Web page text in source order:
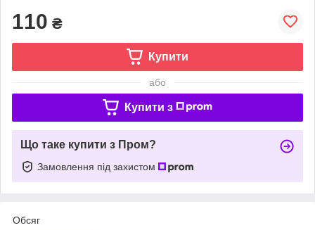
110 ₴
Купити
або
Купити з
Що таке купити з Пром?
Замовлення під захистом
Обсяг